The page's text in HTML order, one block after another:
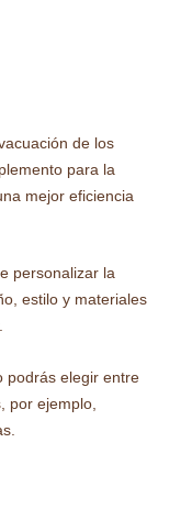
de los
para la
mejor eficiencia
personalizar la
estilo y materiales
podrás elegir entre
por ejemplo,